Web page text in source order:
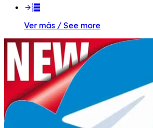
Ver más / See more